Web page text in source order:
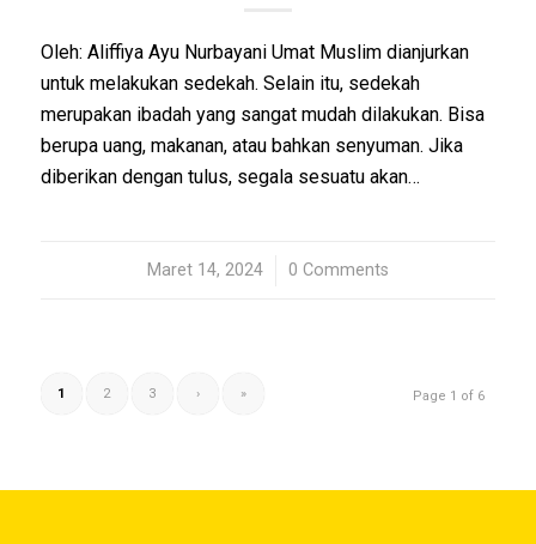
Oleh: Aliffiya Ayu Nurbayani Umat Muslim dianjurkan
untuk melakukan sedekah. Selain itu, sedekah
merupakan ibadah yang sangat mudah dilakukan. Bisa
berupa uang, makanan, atau bahkan senyuman. Jika
diberikan dengan tulus, segala sesuatu akan…
Maret 14, 2024
/ 0 Comments
Page 1 of 6
1 2 3 › »